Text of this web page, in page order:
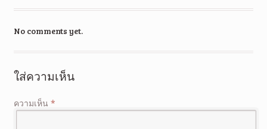
No comments yet.
ใส่ความเห็น
ความเห็น *